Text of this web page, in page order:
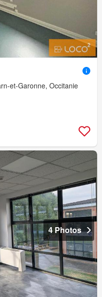
et-Garonne, Occitanie
4 Photos